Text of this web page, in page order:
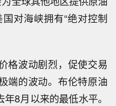
对海峡拥有“绝对控制
格波动剧烈，促使交易
端的波动。布伦特原油
8月以来的最低水平。